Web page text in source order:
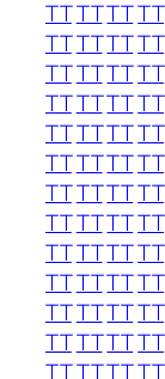
TTTTTTTT
TTTTTTTT
TTTTTTTT
TTTTTTTT
TTTTTTTT
TTTTTTTT
TTTTTTTT
TTTTTTTT
TTTTTTTT
TTTTTTTT
TTTTTTTT
TTTTTTTT
TTTTTTTT